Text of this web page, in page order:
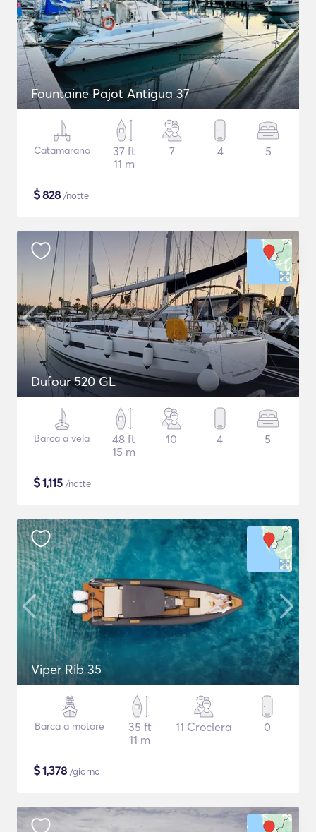
Fountaine Pajot Antigua 37
Catamarano
37 ft
11 m
7 4 5
$828 /notte
Dufour 520 GL
Barca a vela
48 ft
15 m
10 4 5
$1,115 /notte
Viper Rib 35
Barca a motore
35 ft
11 m
11 Crociera 0
$1,378 /giorno